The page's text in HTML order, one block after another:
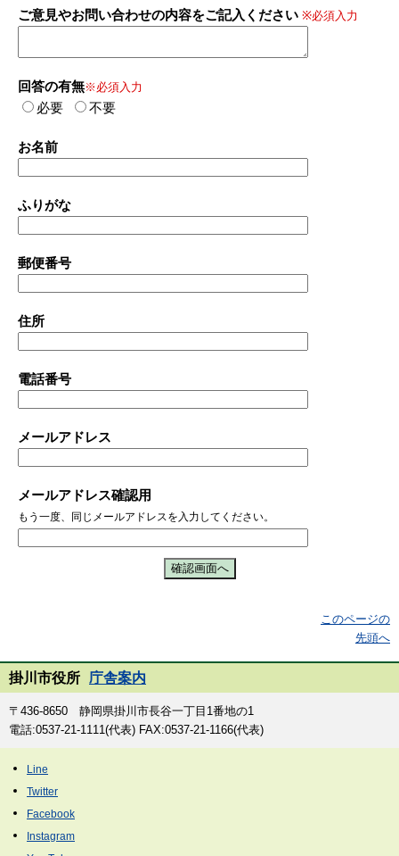
ご意見やお問い合わせの内容をご記入ください ※必須入力
回答の有無※必須入力
必要 不要
お名前
ふりがな
郵便番号
住所
電話番号
メールアドレス
メールアドレス確認用
もう一度、同じメールアドレスを入力してください。
このページの
先頭へ
掛川市役所 庁舎案内
〒436-8650 静岡県掛川市長谷一丁目1番地の1
電話:0537-21-1111(代表) FAX:0537-21-1166(代表)